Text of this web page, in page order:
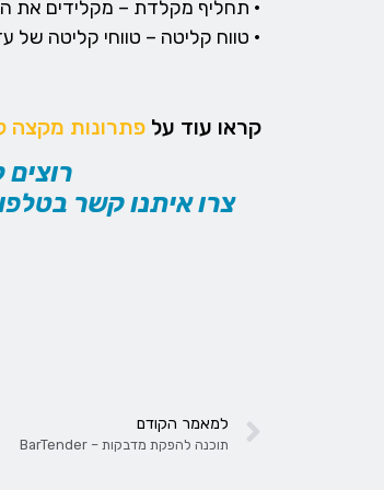
• תחליף מקלדת – מקלידים את
• טווח קליטה – טווחי קליטה של עד 100 מטר בהתאם לטכנולוגיית
קראו עוד על פתרונות מקצה
למאמר הקודם
תוכנה להפקת מדבקות – BarTender